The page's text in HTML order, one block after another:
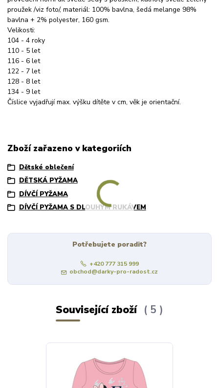
proužek /viz foto/, materiál: 100% bavlna, šedá melange 98%
bavlna + 2% polyester, 160 gsm.
Velikosti:
104 - 4 roky
110 - 5 let
116 - 6 let
122 - 7 let
128 - 8 let
134 - 9 let
Číslice vyjadřují max. výšku dítěte v cm, věk je orientační.
Zboží zařazeno v kategoriích
Dětské oblečení
DĚTSKÁ PYŽAMA
DÍVČÍ PYŽAMA
DÍVČÍ PYŽAMA S DLOUHÝM RUKÁVEM
Potřebujete poradit?
+420 777 315 999
obchod@darky-pro-radost.cz
Související zboží 5